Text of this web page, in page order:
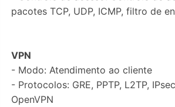
pacotes TCP, UDP, ICMP, filtro de
VPN
- Modo: Atendimento ao cliente
- Protocolos: GRE, PPTP, L2TP,
OpenVPN